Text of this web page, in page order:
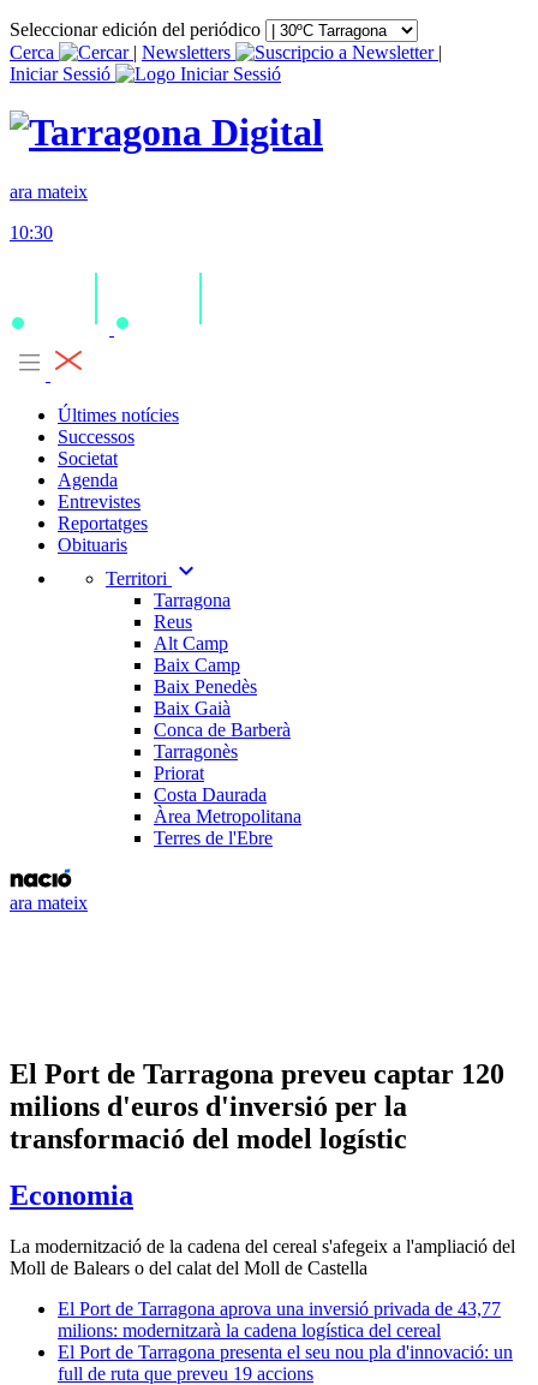
Seleccionar edición del periódico
Cerca
| Newsletters
|
Iniciar Sessió
ara mateix
10:30
Últimes notícies
Successos
Societat
Agenda
Entrevistes
Reportatges
Obituaris
Territori
expand_more
Tarragona
Reus
Alt Camp
Baix Camp
Baix Penedès
Baix Gaià
Conca de Barberà
Tarragonès
Priorat
Costa Daurada
Àrea Metropolitana
Terres de l'Ebre
ara mateix
El Port de Tarragona preveu captar 120
milions d'euros d'inversió per la
transformació del model logístic
Economia
La modernització de la cadena del cereal s'afegeix a l'ampliació del
Moll de Balears o del calat del Moll de Castella
El Port de Tarragona aprova una inversió privada de 43,77
milions: modernitzarà la cadena logística del cereal
El Port de Tarragona presenta el seu nou pla d'innovació: un
full de ruta que preveu 19 accions